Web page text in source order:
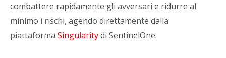
combattere rapidamente gli avversari e ridurre al
minimo i rischi, agendo direttamente dalla
piattaforma Singularitydi SentinelOne.